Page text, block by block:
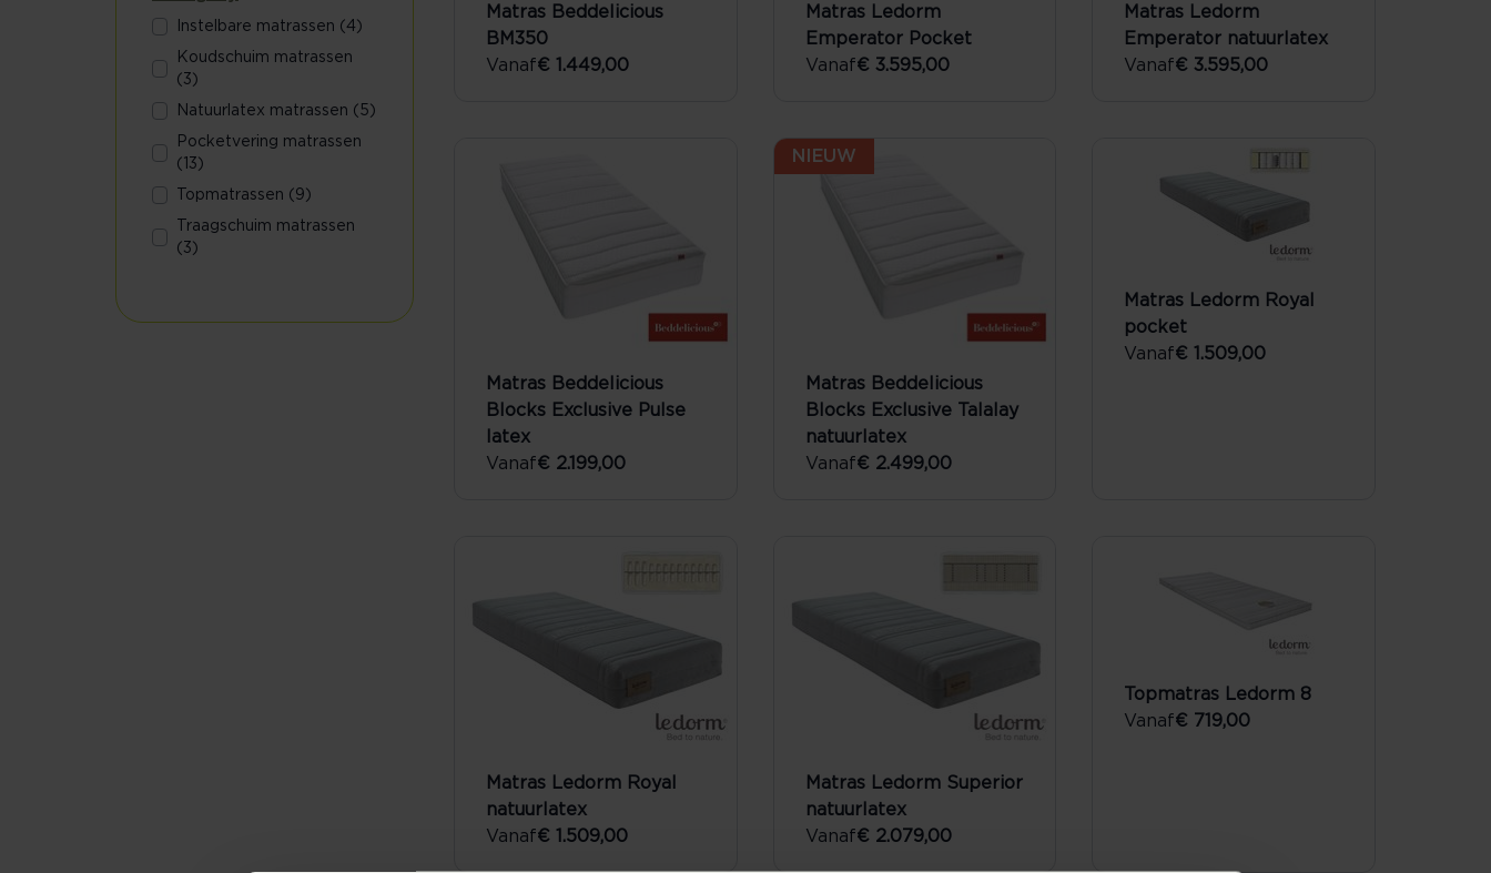
Instelbare matrassen (4)
Koudschuim matrassen
(3)
Natuurlatex matrassen (5)
Pocketvering matrassen
(13)
Topmatrassen (9)
Traagschuim matrassen
(3)
Matras Beddelicious
BM350
Vanaf€ 1.449,00
Matras Ledorm
Emperator Pocket
Vanaf€ 3.595,00
Matras Ledorm
Emperator natuurlatex
Vanaf€ 3.595,00
Matras Beddelicious
Blocks Exclusive Pulse
latex
Vanaf€ 2.199,00
NIEUW
Matras Beddelicious
Blocks Exclusive Talalay
natuurlatex
Vanaf€ 2.499,00
Matras Ledorm Royal
pocket
Vanaf€ 1.509,00
Matras Ledorm Royal
natuurlatex
Vanaf€ 1.509,00
Matras Ledorm Superior
natuurlatex
Vanaf€ 2.079,00
Topmatras Ledorm 8
Vanaf€ 719,00